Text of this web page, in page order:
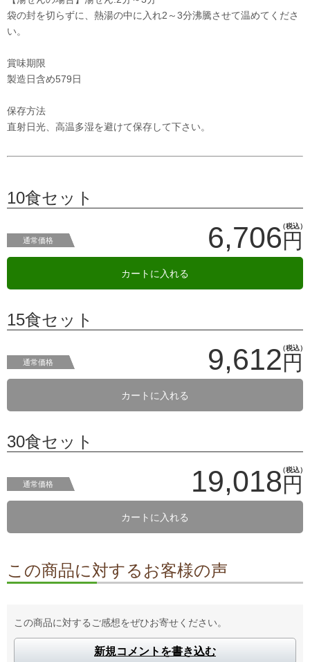
袋の封を切らずに、熱湯の中に入れ2～3分沸騰させて温めてくださ
い。
賞味期限
製造日含め579日
保存方法
直射日光、高温多湿を避けて保存して下さい。
10食セット
通常価格 6,706 円
（税込）
カートに入れる
15食セット
通常価格 9,612 円
（税込）
カートに入れる
30食セット
通常価格 19,018 円
（税込）
カートに入れる
この商品に対するお客様の声
この商品に対するご感想をぜひお寄せください。
新規コメントを書き込む